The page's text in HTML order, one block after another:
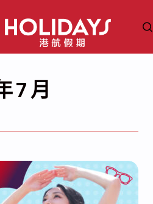
7 月